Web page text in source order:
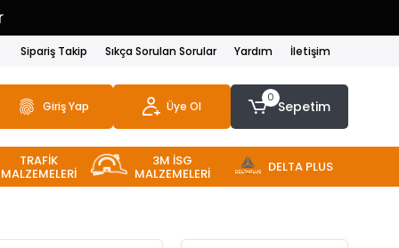
Sipariş Takip Sıkça Sorulan Sorular Yardım İletişim
Giriş Yap Üye Ol
0
Sepetim
TRAFİK
MALZEMELERİ
3M İSG
MALZEMELERİ DELTA PLUS